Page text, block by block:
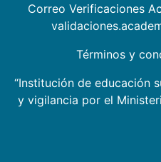
Correo Verificaciones
Términos y
“Institución de educación
y vigilancia por el